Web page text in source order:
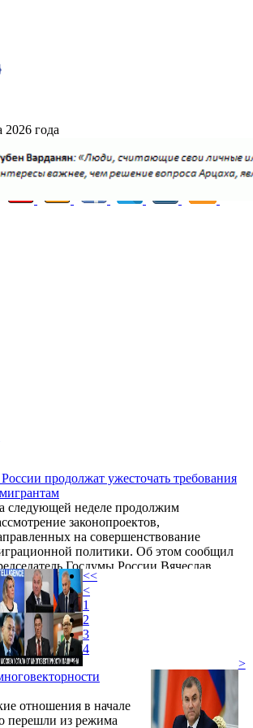
2026 года
продолжат ужесточать требования
следующей неделе продолжим
законопроектов,
на совершенствование
политики. Об этом сообщил
Госдумы России Вячеслав
отношения в начале
перешли из режима
<<
<
1
2
3
4
>